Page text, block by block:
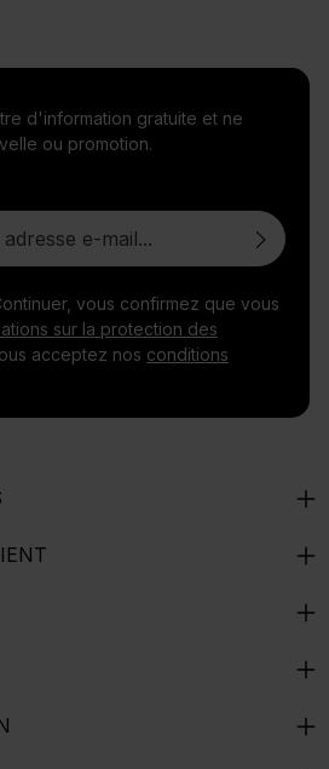
d'information gratuite et ne
ou promotion.
vous confirmez que vous
sur la protection des
acceptez nos conditions